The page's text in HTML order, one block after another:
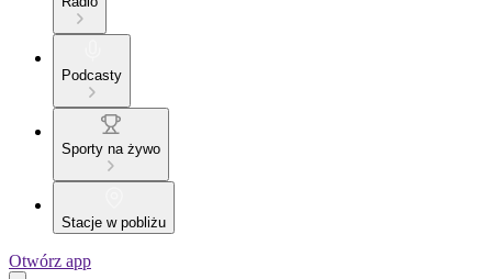
Podcasty
Sporty na żywo
Stacje w pobliżu
Otwórz app